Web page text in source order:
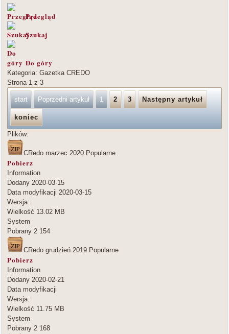
Przegląd
Szukaj
Do góry
Kategoria: Gazetka CREDO
Strona 1 z 3
start Poprzedni artykuł 1 2 3 Następny artykuł
koniec
Plików:
CRedo marzec 2020 Popularne
Pobierz
Information
Dodany 2020-03-15
Data modyfikacji 2020-03-15
Wersja:
Wielkość 13.02 MB
System
Pobrany 2 154
CRedo grudzień 2019 Popularne
Pobierz
Information
Dodany 2020-02-21
Data modyfikacji
Wersja:
Wielkość 11.75 MB
System
Pobrany 2 168